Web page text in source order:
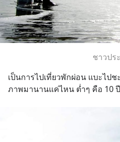
ชาวปร
เป็นการไปเที่ยวพักผ่อน แบะไป
ภาพมานานแค่ไหน ต่ำๆ คือ 10